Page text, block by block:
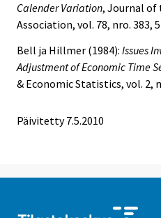
Calender Variation, Journal of
Association, vol. 78, nro. 383,
Bell ja Hillmer (1984): Issues
Adjustment of Economic Time
& Economic Statistics, vol. 2,
Päivitetty7.5.2010